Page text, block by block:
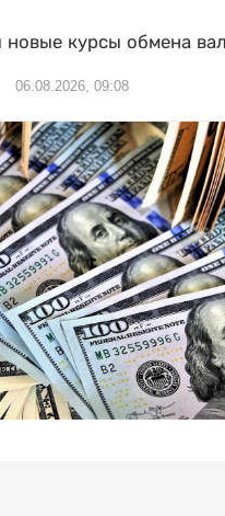
новые курсы обмена
06.08.2026, 09:08